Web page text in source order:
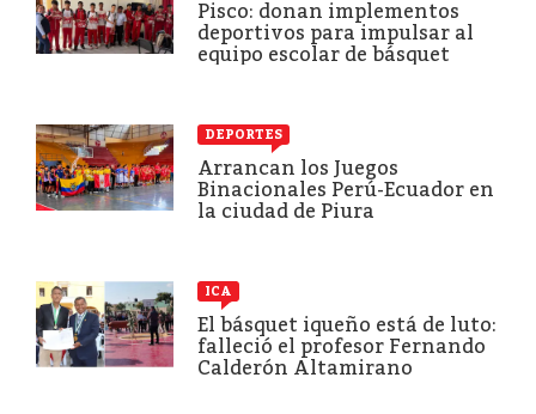
Pisco: donan implementos
deportivos para impulsar al
equipo escolar de básquet
DEPORTES
Arrancan los Juegos
Binacionales Perú-Ecuador en
la ciudad de Piura
ICA
El básquet iqueño está de luto:
falleció el profesor Fernando
Calderón Altamirano